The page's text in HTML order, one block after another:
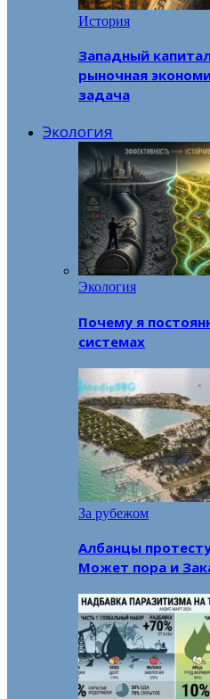
История
Западный
рыночная
задача
Экология
Экология
Почему я
системах
За рубежом
Албанцы
Может пора и